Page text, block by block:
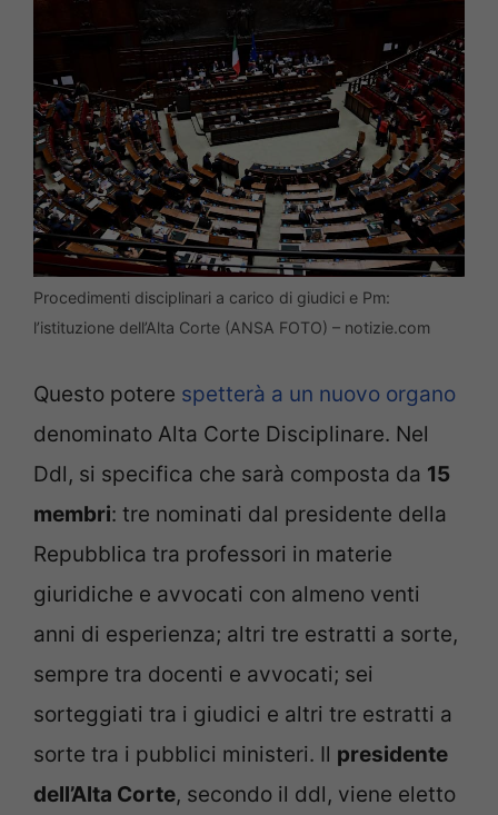
Procedimenti disciplinari a carico di giudici e Pm:
l’istituzione dell’Alta Corte (ANSA FOTO) – notizie.com
Questo potere spetterà a un nuovo organo
denominato Alta Corte Disciplinare. Nel
Ddl, si specifica che sarà composta da 15
membri: tre nominati dal presidente della
Repubblica tra professori in materie
giuridiche e avvocati con almeno venti
anni di esperienza; altri tre estratti a sorte,
sempre tra docenti e avvocati; sei
sorteggiati tra i giudici e altri tre estratti a
sorte tra i pubblici ministeri. Il presidente
dell’Alta Corte, secondo il ddl, viene eletto